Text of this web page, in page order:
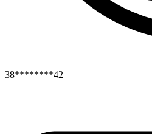
38********42